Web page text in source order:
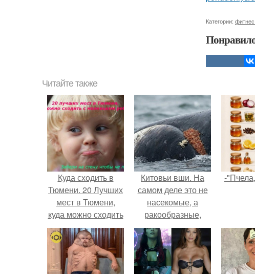
Категории:
Читайте также
Куда сходить в
Тюмени. 20 Лучших
мест в Тюмени,
куда можно сходить
с маленьким
ребенком
Китовьи вши. На
самом деле это не
насекомые, а
ракообразные,
относящиеся к
бокоплавам.
-